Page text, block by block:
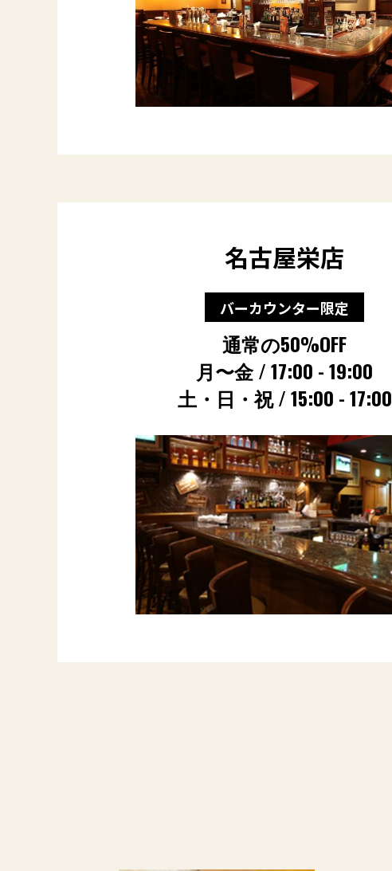
名古屋栄店
バーカウンター限定
通常の50%OFF
月〜金 / 17:00 - 19:00
土・日・祝 / 15:00 - 17:00